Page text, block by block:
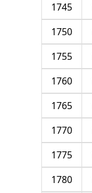
1745
1750
1755
1760
1765
1770
1775
1780